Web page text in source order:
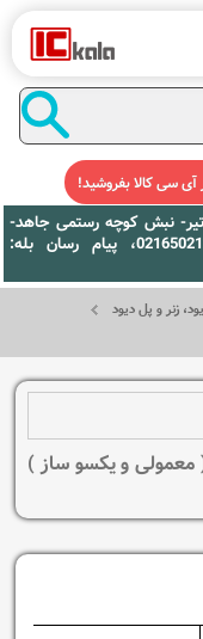
آی سی کالا بفروشید!
نبش کوچه رستمی جاهد-
پلاک67- واحد2 - تلفن:02165021256 و 02165021235، پیام رسان بله:
زنر و پل دیود
معمولی و یکسو ساز )